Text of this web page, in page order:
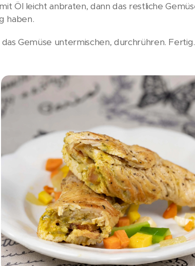
Öl leicht anbraten, dann das restliche
haben.
Gemüse untermischen, durchrühren. Fertig.